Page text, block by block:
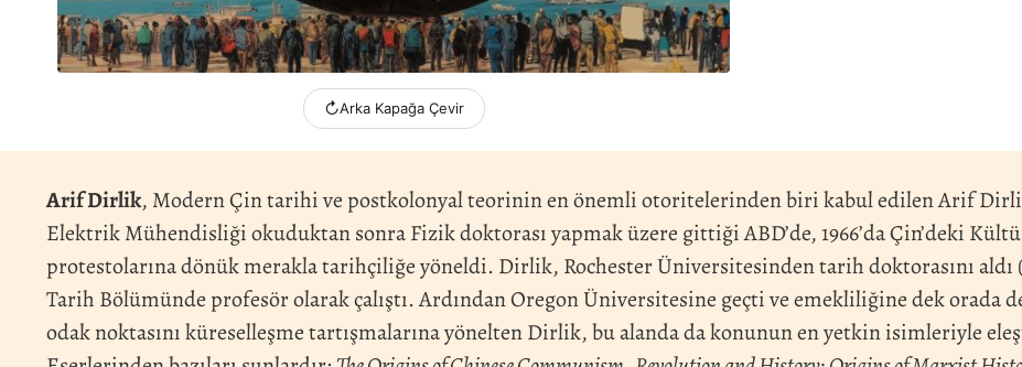
↻Arka Kapağa Çevir
Arif Dirlik, Modern Çin tarihi ve postkolonyal teorinin en önemli otoritelerinden biri kabul edilen Arif Dirlik
Elektrik Mühendisliği okuduktan sonra Fizik doktorası yapmak üzere gittiği ABD’de, 1966’da Çin’deki
protestolarına dönük merakla tarihçiliğe yöneldi. Dirlik, Rochester Üniversitesinden tarih doktorasını aldı
Tarih Bölümünde profesör olarak çalıştı. Ardından Oregon Üniversitesine geçti ve emekliliğine dek orada
odak noktasını küreselleşme tartışmalarına yönelten Dirlik, bu alanda da konunun en yetkin isimleriyle